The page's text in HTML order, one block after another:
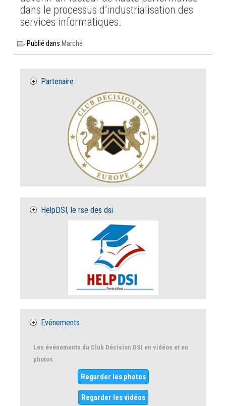
dans le processus d’industrialisation des
services informatiques.
Publié dans Marché
Partenaire
HelpDSI, le rse des dsi
Evénements
Les événements du Club Décision DSI en vidéos et en
photos
Regarder les photos
Regarder les vidéos